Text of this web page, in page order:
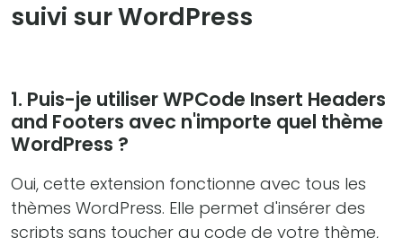
suivi sur WordPress
1. Puis-je utiliser WPCode Insert Headers
and Footers avec n'importe quel thème
WordPress ?
Oui, cette extension fonctionne avec tous les
thèmes WordPress. Elle permet d'insérer des
scripts sans toucher au code de votre thème,